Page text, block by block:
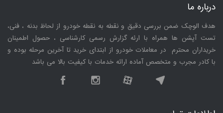
درباره ما
هدف الوچک ضمن بررسی دقیق و نقطه به نقطه خودرو از لحاظ بدنه ، فنی،
تست آپشن ها همراه با ارئه گزارش رسمی کارشناسی ، حصول اطمینان
خریداران محترم در معاملات خودرو از ابتدای خرید تا آخرین مرحله بوده و
با کادر مجرب و متخصص آماده ارائه خدمات با کیفیت بالا می باشد